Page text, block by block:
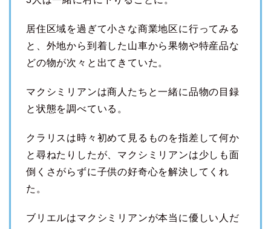
居住区域を過ぎて小さな商業地区に行ってみる
と、外地から到着した山車から果物や特産品な
どの物が次々と出てきていた。
マクシミリアンは商人たちと一緒に品物の目録
と状態を調べている。
クラリスは時々初めて見るものを指差して何か
と尋ねたりしたが、マクシミリアンは少しも面
倒くさがらずに子供の好奇心を解決してくれ
た。
ブリエルはマクシミリアンが本当に優しい人だ